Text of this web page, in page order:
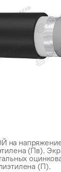
(Пв).
(П).